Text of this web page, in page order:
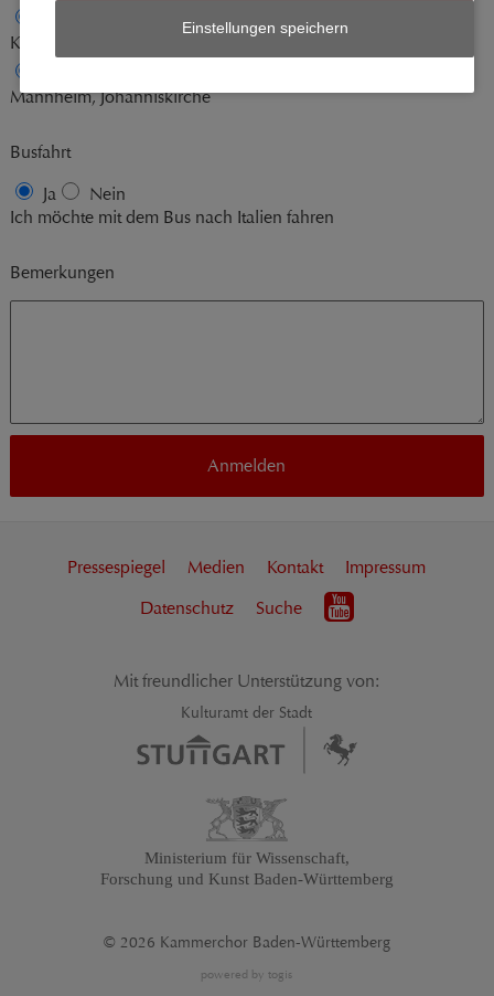
Sa 27.02.16
19.00 Uhr
Karlsruhe, Lukaskirche
Mannheim, Johanniskirche
Busfahrt
Ja
Nein
Ich möchte mit dem Bus nach Italien fahren
Bemerkungen
Pressespiegel Medien Kontakt
Impressum
Datenschutz
Suche
Mit freundlicher Unterstützung von:
Kulturamt der Stadt
Ministerium für Wissenschaft,
Forschung und Kunst Baden-Württemberg
© 2026 Kammerchor Baden-Württemberg
powered bytogis
Einstellungen speichern